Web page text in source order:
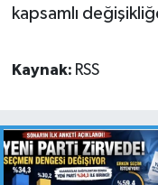
kapsamlı
Kaynak: RSS